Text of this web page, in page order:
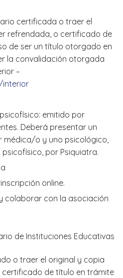
certificada o traer el
refrendada, o certificado de
de ser un título otorgado en
la convalidación otorgada
–
interior
emitido por
Deberá presentar un
o y uno psicológico,
por Psiquiatra.
online.
colaborar con la asociación
de Instituciones Educativas
o traer el original y copia
de título en trámite